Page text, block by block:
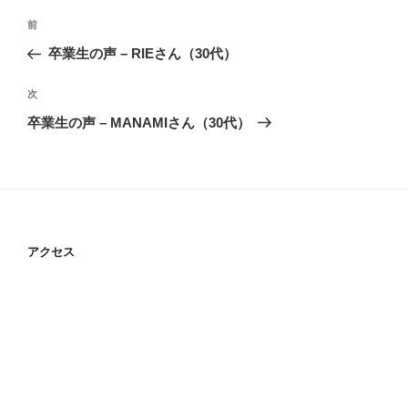
投
ナ
ビ
ゲ
前
の
稿
前
卒業生の声 – RIEさん（30代）
次
の
次
卒業生の声 – MANAMIさん（30代）
アクセス